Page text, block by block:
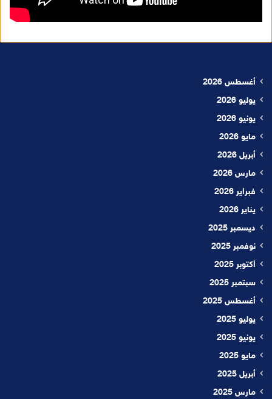
أغسطس 2026
يوليو 2026
يونيو 2026
مايو 2026
أبريل 2026
مارس 2026
فبراير 2026
يناير 2026
ديسمبر 2025
نوفمبر 2025
أكتوبر 2025
سبتمبر 2025
أغسطس 2025
يوليو 2025
يونيو 2025
مايو 2025
أبريل 2025
مارس 2025